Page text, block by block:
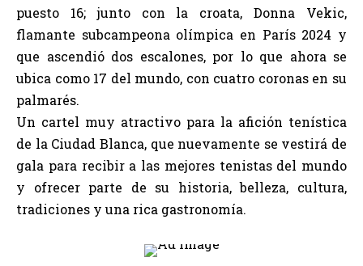
puesto 16; junto con la croata, Donna Vekic,
flamante subcampeona olímpica en París 2024 y
que ascendió dos escalones, por lo que ahora se
ubica como 17 del mundo, con cuatro coronas en su
palmarés.
Un cartel muy atractivo para la afición tenística
de la Ciudad Blanca, que nuevamente se vestirá de
gala para recibir a las mejores tenistas del mundo
y ofrecer parte de su historia, belleza, cultura,
tradiciones y una rica gastronomía.